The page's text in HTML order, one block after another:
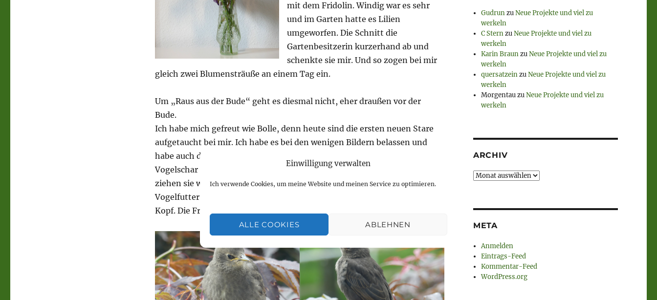
Einwilligung verwalten
Ich verwende Cookies, um meine Website und meinen Service zu optimieren.
ALLE COOKIES ABLEHNEN
mit dem Fridolin. Windig war es sehr
und im Garten hatte es Lilien
umgeworfen. Die Schnitt die
Gartenbesitzerin kurzerhand ab und
schenkte sie mir. Und so zogen bei mir
gleich zwei Blumensträuße an einem Tag ein.
Um „Raus aus der Bude“ geht es diesmal nicht, eher draußen vor der
Bude.
Ich habe mich gefreut wie Bolle, denn heute sind die ersten neuen Stare
aufgetaucht bei mir. Ich habe es bei den wenigen Bildern belassen und
habe auch das Fenster nicht geöffnet. Unruhe will ich nicht bringen in die
Vogelschar da draußen. Jetzt wird es nicht mehr lange dauern, dann
ziehen sie weiter. Im nächsten Jahr werde ich mir zum Geburtstag
Vogelfutter wünschen, denn im Moment fressen sie mir die Haare vom
Kopf. Die Freude, die ich empfinden darf, entschädigt mich für so einiges.
GudrunzuNeue Projekte und viel zu
werkeln
C SternzuNeue Projekte und viel zu
werkeln
Karin BraunzuNeue Projekte und viel zu
werkeln
quersatzeinzuNeue Projekte und viel zu
werkeln
MorgentauzuNeue Projekte und viel zu
werkeln
ARCHIV
Archiv
META
Anmelden
Eintrags-Feed
Kommentar-Feed
WordPress.org